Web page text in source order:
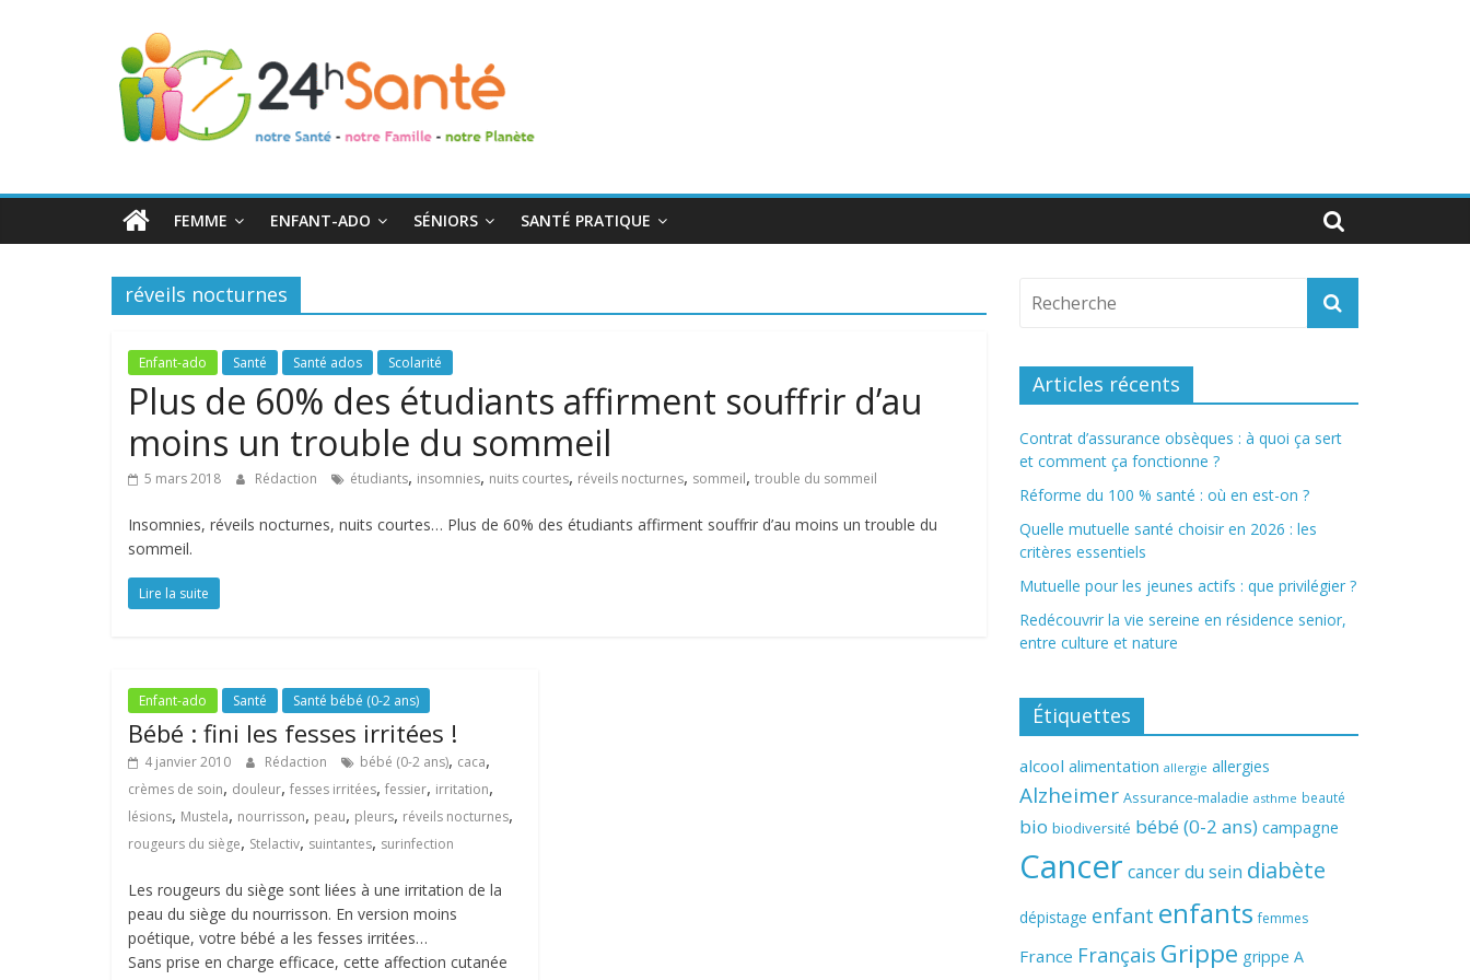
24h
Santé
toute
famille
FEMME ENFANT-ADO SÉNIORS SANTÉ PRATIQUE
réveils nocturnes
Enfant-ado Santé Santé ados Scolarité
Plus de 60% des étudiants affirment souffrir d’au
moins un trouble du sommeil
5 mars 2018 Rédaction étudiants, insomnies, nuits courtes, réveils nocturnes, sommeil, trouble du sommeil
Insomnies, réveils nocturnes, nuits courtes… Plus de 60% des étudiants affirment souffrir d’au moins un trouble du
sommeil.
Lire la suite
Enfant-ado Santé Santé bébé (0-2 ans)
Bébé : fini les fesses irritées !
4 janvier 2010 Rédaction bébé (0-2 ans), caca,
crèmes de soin, douleur, fesses irritées, fessier, irritation,
lésions, Mustela, nourrisson, peau, pleurs, réveils nocturnes,
rougeurs du siège, Stelactiv, suintantes, surinfection
Les rougeurs du siège sont liées à une irritation de la
peau du siège du nourrisson. En version moins
poétique, votre bébé a les fesses irritées…
Sans prise en charge efficace, cette affection cutanée
Articles récents
Contrat d’assurance obsèques : à quoi ça sert
et comment ça fonctionne ?
Réforme du 100 % santé : où en est-on ?
Quelle mutuelle santé choisir en 2026 : les
critères essentiels
Mutuelle pour les jeunes actifs : que privilégier ?
Redécouvrir la vie sereine en résidence senior,
entre culture et nature
Étiquettes
alcool alimentation allergie allergies
Alzheimer Assurance-maladie asthme beauté
bio biodiversité bébé (0-2 ans) campagne
Cancer cancer du sein diabète
dépistage enfant enfants femmes
France Français Grippe grippe A